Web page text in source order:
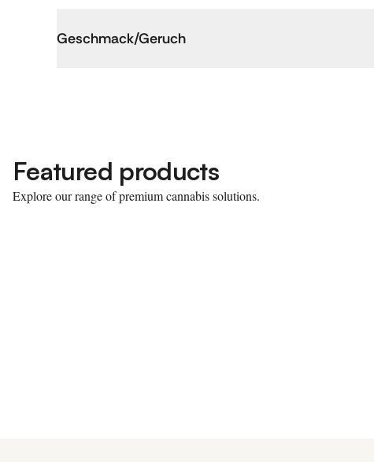
Geschmack/Geruch
Featured products
Explore our range of premium cannabis solutions.